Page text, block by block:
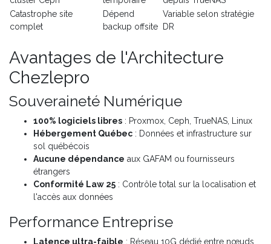
Catastrophe site
complet
Dépend
backup offsite
Variable selon stratégie
DR
Avantages de l'Architecture
Chezlepro
Souveraineté Numérique
100% logiciels libres : Proxmox, Ceph, TrueNAS, Linux
Hébergement Québec : Données et infrastructure sur
sol québécois
Aucune dépendance aux GAFAM ou fournisseurs
étrangers
Conformité Law 25 : Contrôle total sur la localisation et
l'accès aux données
Performance Entreprise
Latence ultra-faible : Réseau 10G dédié entre nœuds